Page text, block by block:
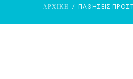
ΑΡΧΙΚΗ ΠΑΘΗΣΕΙΣ